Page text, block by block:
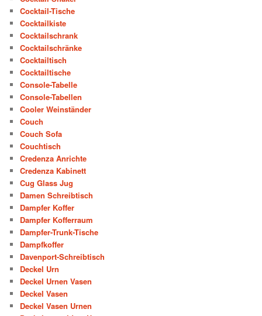
Cocktail-Tische
Cocktailkiste
Cocktailschrank
Cocktailschränke
Cocktailtisch
Cocktailtische
Console-Tabelle
Console-Tabellen
Cooler Weinständer
Couch
Couch Sofa
Couchtisch
Credenza Anrichte
Credenza Kabinett
Cug Glass Jug
Damen Schreibtisch
Dampfer Koffer
Dampfer Kofferraum
Dampfer-Trunk-Tische
Dampfkoffer
Davenport-Schreibtisch
Deckel Urn
Deckel Urnen Vasen
Deckel Vasen
Deckel Vasen Urnen